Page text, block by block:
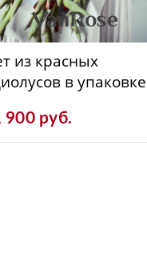
из красных
в упаковке
900 руб.